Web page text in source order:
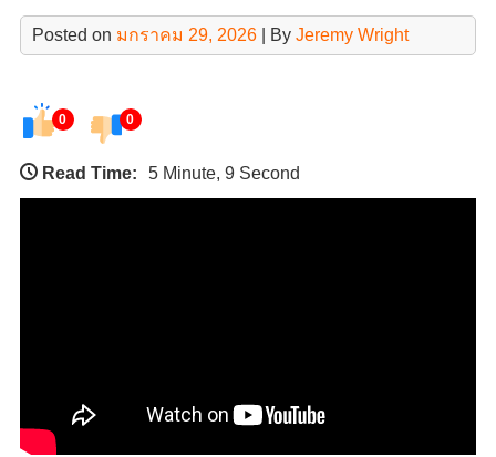
Posted on มกราคม 29, 2026| By Jeremy Wright
0 0
Read Time: 5 Minute, 9 Second